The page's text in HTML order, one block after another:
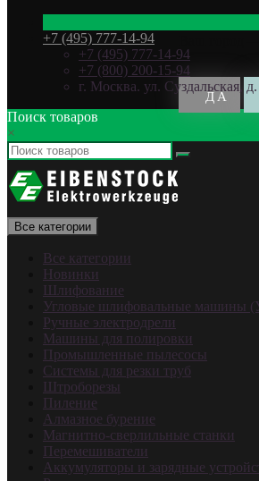
+7 (495) 777-14-94
+7 (495) 777-14-94
+7 (800) 200-15-94
г. Москва. ул. Суздальская,
Поиск товаров
×
Все категории
Все категории
Новинки
Шлифование
Угловые шлифовальные
Ручные электродрели
Машины для полировки
Промышленные пылесосы
Системы для резки труб
Штроборезы
Пиление
Алмазное бурение
Магнитно-сверлильные станки
Перемешиватели
Аккумуляторы и зарядные